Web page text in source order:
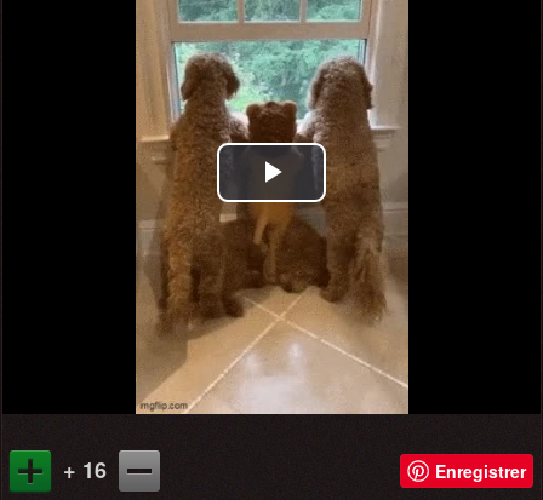
Play
Video
+ 16 Enregistrer